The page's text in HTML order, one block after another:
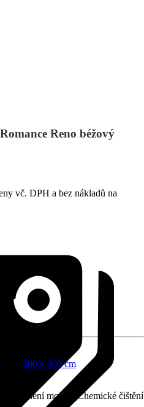
Reno béžový
vč. DPH a bez nákladů na
200 x 300 cm
není možné, Chemické čištění